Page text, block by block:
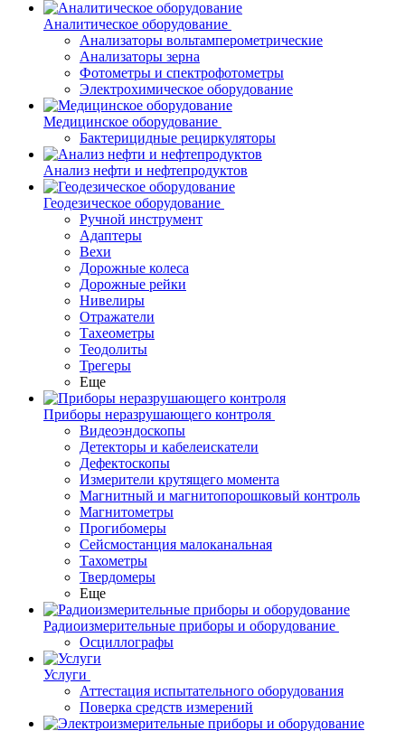
Аналитическое оборудование
Анализаторы вольтамперометрические
Анализаторы зерна
Фотометры и спектрофотометры
Электрохимическое оборудование
Медицинское оборудование
Бактерицидные рециркуляторы
Анализ нефти и нефтепродуктов
Геодезическое оборудование
Ручной инструмент
Адаптеры
Вехи
Дорожные колеса
Дорожные рейки
Нивелиры
Отражатели
Тахеометры
Теодолиты
Трегеры
Еще
Приборы неразрушающего контроля
Видеоэндоскопы
Детекторы и кабелеискатели
Дефектоскопы
Измерители крутящего момента
Магнитный и магнитопорошковый контроль
Магнитометры
Прогибомеры
Сейсмостанция малоканальная
Тахометры
Твердомеры
Еще
Радиоизмерительные приборы и оборудование
Осциллографы
Услуги
Аттестация испытательного оборудования
Поверка средств измерений